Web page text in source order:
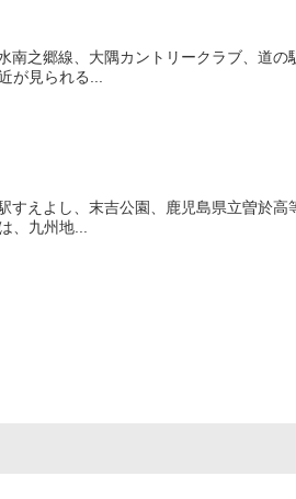
之郷線、大隅カントリークラブ、道の
が見られる...
えよし、末吉公園、鹿児島県立曽於高
、九州地...